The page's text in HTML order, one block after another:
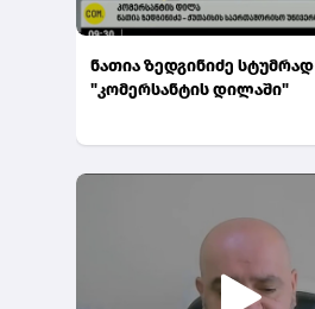
ნათია ზედგინიძე სტუმრად
"კომერსანტის დილაში"